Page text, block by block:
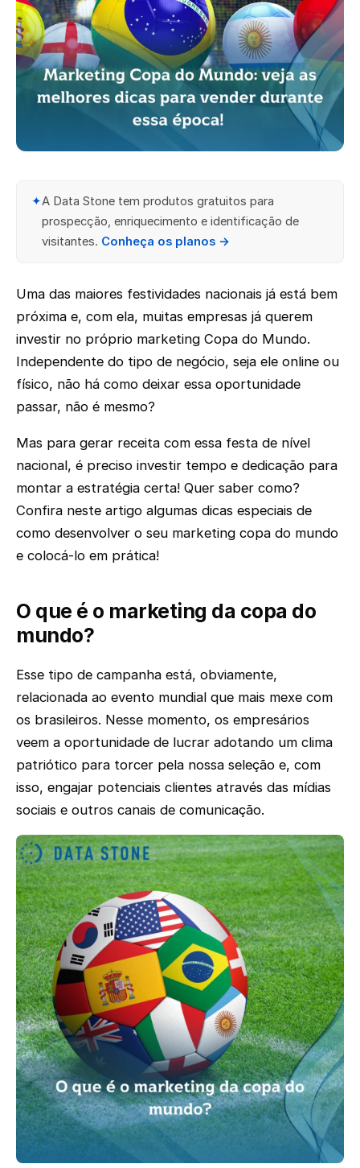
✦A Data Stone tem produtos gratuitos para
prospecção, enriquecimento e identificação de
visitantes. Conheça os planos →
Uma das maiores festividades nacionais já está bem
próxima e, com ela, muitas empresas já querem
investir no próprio marketing Copa do Mundo.
Independente do tipo de negócio, seja ele online ou
físico, não há como deixar essa oportunidade
passar, não é mesmo?
Mas para gerar receita com essa festa de nível
nacional, é preciso investir tempo e dedicação para
montar a estratégia certa! Quer saber como?
Confira neste artigo algumas dicas especiais de
como desenvolver o seu marketing copa do mundo
e colocá-lo em prática!
O que é o marketing da copa do
mundo?
Esse tipo de campanha está, obviamente,
relacionada ao evento mundial que mais mexe com
os brasileiros. Nesse momento, os empresários
veem a oportunidade de lucrar adotando um clima
patriótico para torcer pela nossa seleção e, com
isso, engajar potenciais clientes através das mídias
sociais e outros canais de comunicação.